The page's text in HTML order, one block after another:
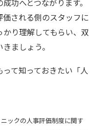
功へとつながります。
される側のスタッフに
り理解してもらい、双
ましょう。
て知っておきたい「人
ックの人事評価制度に関す